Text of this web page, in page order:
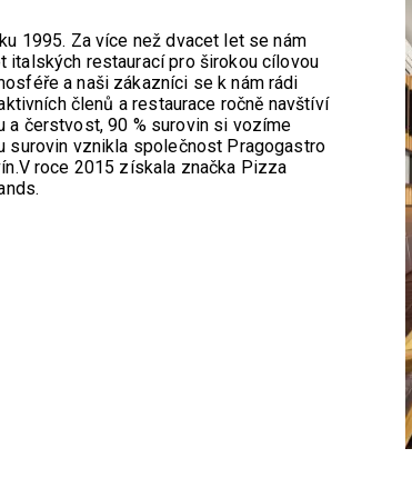
1995. Za více než dvacet let se nám
italských restaurací pro širokou cílovou
a naši zákazníci se k nám rádi
členů a restaurace ročně navštíví
a čerstvost, 90 % surovin si vozíme
surovin vznikla společnost Pragogastro
V roce 2015 získala značka Pizza